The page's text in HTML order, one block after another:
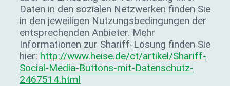
Daten in den sozialen Netzwerken finden Sie
in den jeweiligen Nutzungsbedingungen der
entsprechenden Anbieter. Mehr
Informationen zur Shariff-Lösung finden Sie
hier: http://www.heise.de/ct/artikel/Shariff-
Social-Media-Buttons-mit-Datenschutz-
2467514.html